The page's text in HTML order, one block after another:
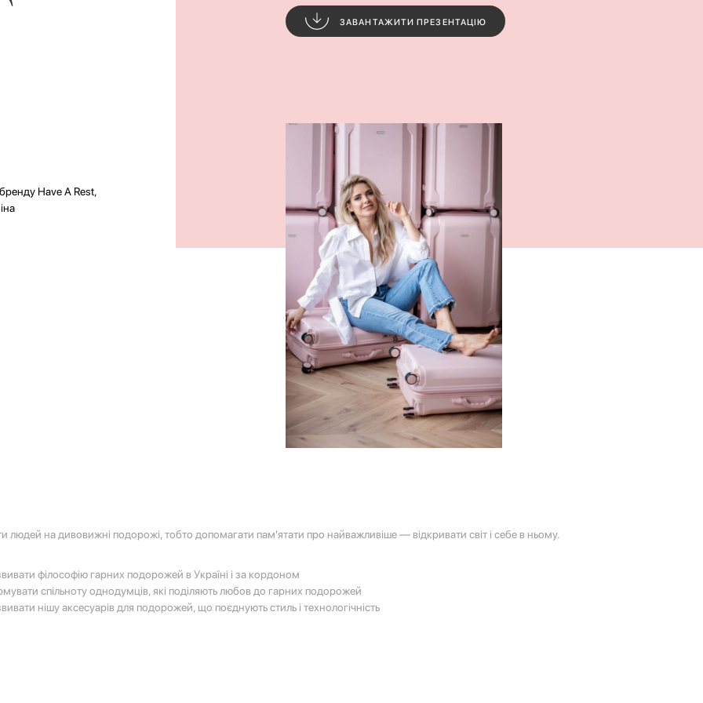
Have A Rest,
ЗАВАНТАЖИТИ ПРЕЗЕНТАЦІЮ
людей на дивовижні подорожі, тобто допомагати пам'ятати про найважливіше — відкривати світ і себе в ньому.
філософію гарних подорожей в Україні і за кордоном
спільноту однодумців, які поділяють любов до гарних подорожей
нішу аксесуарів для подорожей, що поєднують стиль і технологічність